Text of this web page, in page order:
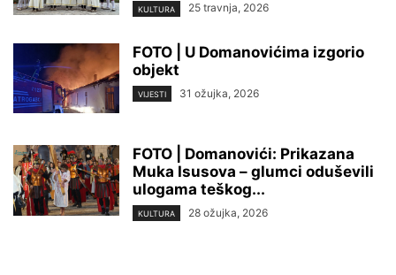
KULTURA 25 travnja, 2026
FOTO | U Domanovićima izgorio
objekt
VIJESTI 31 ožujka, 2026
FOTO | Domanovići: Prikazana
Muka Isusova – glumci oduševili
ulogama teškog...
KULTURA 28 ožujka, 2026